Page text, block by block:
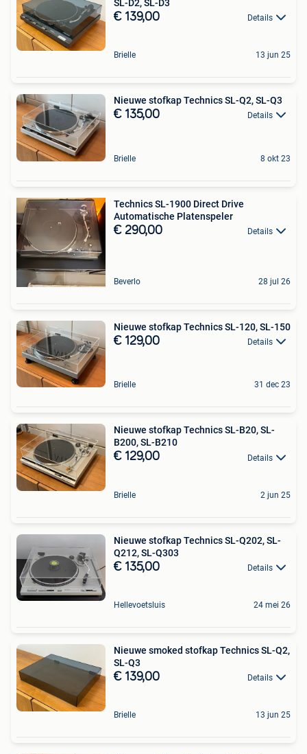
SL-D2, SL-D3
€ 139,00 Details
Brielle 13 jun 25
Nieuwe stofkap Technics SL-Q2, SL-Q3
€ 135,00 Details
Brielle 8 okt 23
Technics SL-1900 Direct Drive
Automatische Platenspeler
€ 290,00 Details
Beverlo 28 jul 26
Nieuwe stofkap Technics SL-120, SL-150
€ 129,00 Details
Brielle 31 dec 23
Nieuwe stofkap Technics SL-B20, SL-
B200, SL-B210
€ 129,00 Details
Brielle 2 jun 25
Nieuwe stofkap Technics SL-Q202, SL-
Q212, SL-Q303
€ 135,00 Details
Hellevoetsluis 24 mei 26
Nieuwe smoked stofkap Technics SL-Q2,
SL-Q3
€ 139,00 Details
Brielle 13 jun 25